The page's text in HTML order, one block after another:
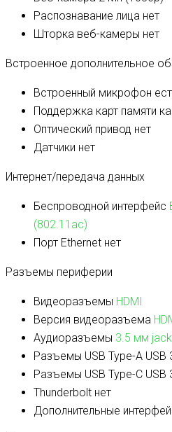
Распознавание лица нет
Шторка веб-камеры нет
Встроенное дополнительное
Встроенный микрофон
Поддержка карт памяти
Оптический привод нет
Датчики нет
Интернет/передача данных
Беспроводной интерфейс
(802.11ac)
Порт Ethernet нет
Разъемы периферии
Видеоразъемы HDMI
Версия видеоразъема
Аудиоразъемы 3.5 мм
Разъемы USB Type-A USB
Разъемы USB Type-C USB
Thunderbolt нет
Дополнительные